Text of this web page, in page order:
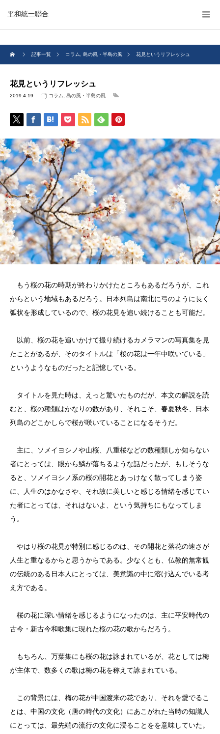
平和統一聯合
記事一覧 コラム 島の風・半島の風 花見というリフレッシュ
花見というリフレッシュ
2019.4.19 コラム 島の風・半島の風
もう桜の花の時期が終わりかけたところもあるだろうが、これ
からという地域もあるだろう。日本列島は南北に弓のように長く
弧状を形成しているので、桜の花見を追い続けることも可能だ。
以前、桜の花を追いかけて撮り続けるカメラマンの写真集を見
たことがあるが、そのタイトルは「桜の花は一年中咲いている」
というようなものだったと記憶している。
タイトルを見た時は、えっと驚いたものだが、本文の解説を読
むと、桜の種類はかなりの数があり、それこそ、春夏秋冬、日本
列島のどこかしらで桜が咲いていることになるそうだ。
主に、ソメイヨシノや山桜、八重桜などの数種類しか知らない
者にとっては、眼から鱗が落ちるような話だったが、もしそうな
ると、ソメイヨシノ系の桜の開花とあっけなく散ってしまう姿
に、人生のはかなさや、それ故に美しいと感じる情緒を感じてい
た者にとっては、それはないよ、という気持ちにもなってしま
う。
やはり桜の花見が特別に感じるのは、その開花と落花の速さが
人生と重なるからと思うからである。少なくとも、仏教的無常観
の伝統のある日本人にとっては、美意識の中に溶け込んでいる考
え方である。
桜の花に深い情緒を感じるようになったのは、主に平安時代の
古今・新古今和歌集に現れた桜の花の歌からだろう。
もちろん、万葉集にも桜の花は詠まれているが、花としては梅
が主体で、数多くの歌は梅の花を称えて詠まれている。
この背景には、梅の花が中国渡来の花であり、それを愛でるこ
とは、中国の文化（唐の時代の文化）にあこがれた当時の知識人
にとっては、最先端の流行の文化に浸ることをを意味していた。